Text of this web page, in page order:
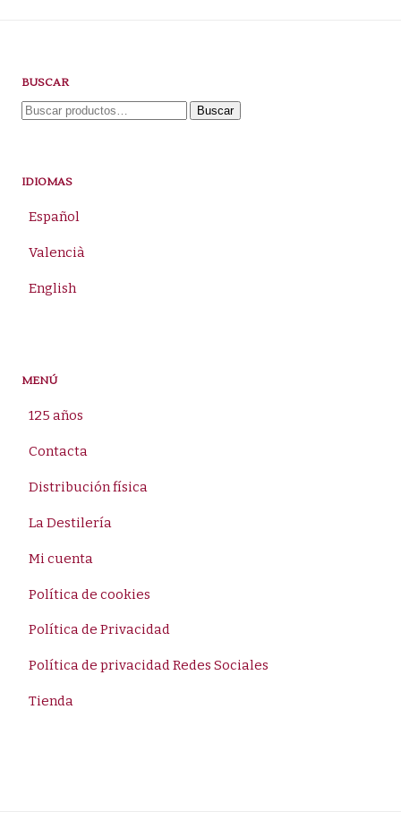
BUSCAR
Buscar
Buscar
IDIOMAS
Español
Valencià
English
MENÚ
125 años
Contacta
Distribución física
La Destilería
Mi cuenta
Política de cookies
Política de Privacidad
Política de privacidad Redes Sociales
Tienda